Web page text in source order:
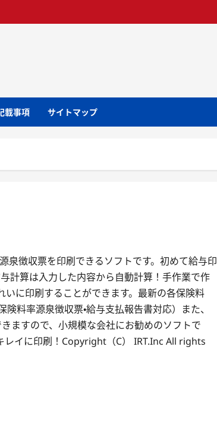
載事項 サイトマップ
泉徴収票を印刷できるソフトです。初めて給与印
計算は入力した内容から自動計算！手作業で作
に印刷することができます。最新の各保険料
料率源泉徴収票・給与支払報告書対応）また、
ますので、小規模な会社にお勧めのソフトで
レイに印刷！Copyright（C） IRT.Inc All rights